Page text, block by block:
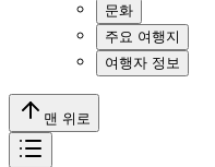
문화
주요 여행지
여행자 정보
맨 위로